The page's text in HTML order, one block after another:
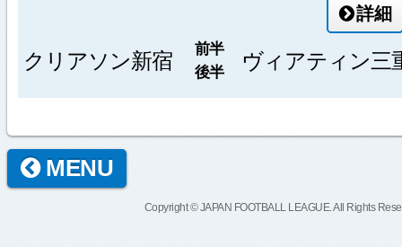
詳細
クリアソン新宿 前半 ヴィアティン三
後半
MENU
Copyright © JAPAN FOOTBALL LEAGUE. All Rights